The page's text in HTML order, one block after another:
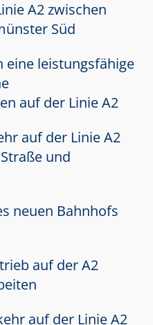
A2 zwischen
Süd
eine leistungsfähige
auf der Linie A2
auf der Linie A2
und
neuen Bahnhofs
auf der A2
auf der Linie A2